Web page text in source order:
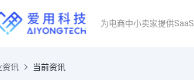
为电商中小卖家提供
资讯 当前资讯